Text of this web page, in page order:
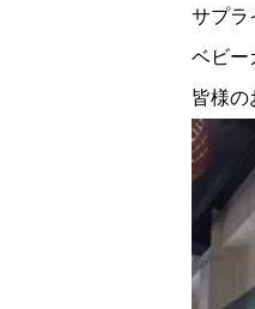
サプラ
ベビー
皆様の